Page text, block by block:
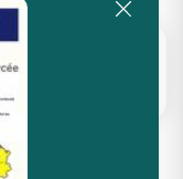
fermer